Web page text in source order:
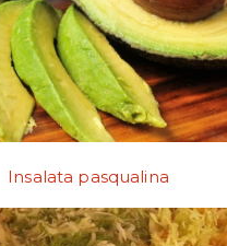
Insalata pasqualina